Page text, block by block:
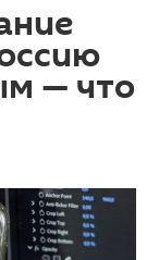
— что